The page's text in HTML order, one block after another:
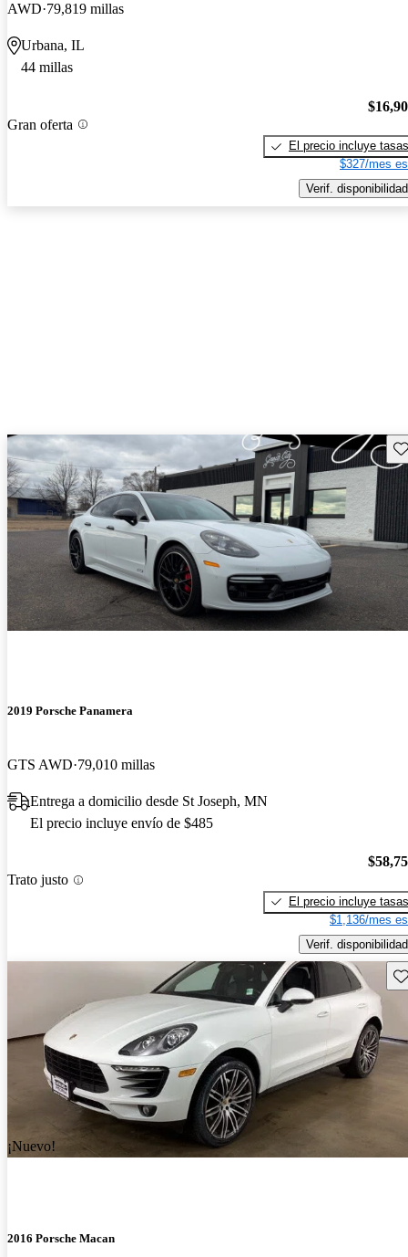
AWD 79,819 millas
Urbana, IL
44 millas
Gran oferta
El precio incluye tasas
$327/mes
Verif. disponibilidad
2019 Porsche Panamera
GTS AWD 79,010 millas
Entrega a domicilio desde St Joseph, MN
El precio incluye envío de $485
Trato justo
El precio incluye tasas
$1,136/mes
Verif. disponibilidad
¡Nuevo!
2016 Porsche Macan